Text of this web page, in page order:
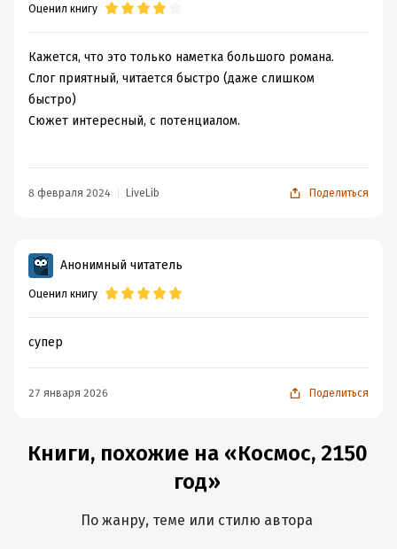
Оценил книгу
Кажется, что это только наметка большого романа.
Слог приятный, читается быстро (даже слишком
быстро)
Сюжет интересный, с потенциалом.
8 февраля 2024 LiveLib Поделиться
Анонимный читатель
Оценил книгу
супер
27 января 2026 Поделиться
Книги, похожие на «Космос, 2150
год»
По жанру, теме или стилю автора